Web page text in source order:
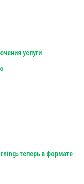
услуги
теперь в формате